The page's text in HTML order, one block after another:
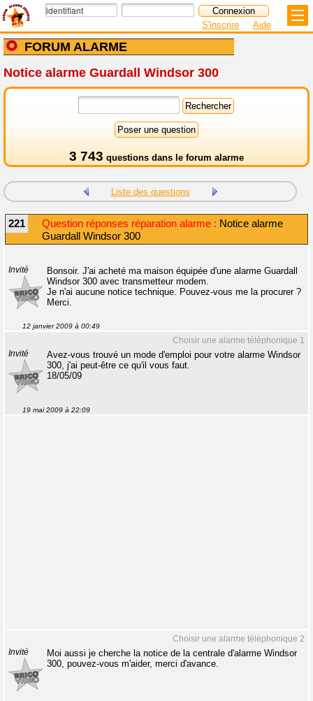
FORUM ALARME
S'inscrire Aide
Notice alarme Guardall Windsor 300
3 743 questions dans le forum alarme
Liste des questions
221 Question réponses réparation alarme : Notice alarme
Guardall Windsor 300
Invité
Bonsoir. J'ai acheté ma maison équipée d'une alarme Guardall
Windsor 300 avec transmetteur modem.
Je n'ai aucune notice technique. Pouvez-vous me la procurer ?
Merci.
12 janvier 2009 à 00:49
Choisir une alarme téléphonique 1
Invité
Avez-vous trouvé un mode d'emploi pour votre alarme Windsor
300, j'ai peut-être ce qu'il vous faut.
18/05/09
19 mai 2009 à 22:09
Choisir une alarme téléphonique 2
Invité
Moi aussi je cherche la notice de la centrale d'alarme Windsor
300, pouvez-vous m'aider, merci d'avance.